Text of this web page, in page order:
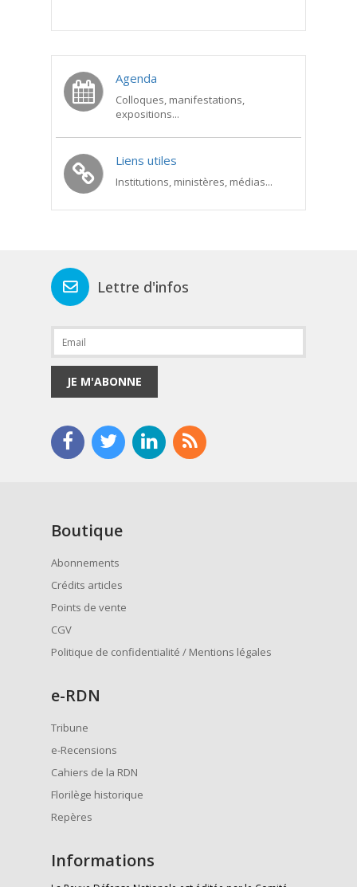
Agenda
Colloques, manifestations,
expositions...
Liens utiles
Institutions, ministères, médias...
Lettre d'infos
JE M'ABONNE
Boutique
Abonnements
Crédits articles
Points de vente
CGV
Politique de confidentialité / Mentions légales
e-RDN
Tribune
e-Recensions
Cahiers de la RDN
Florilège historique
Repères
Informations